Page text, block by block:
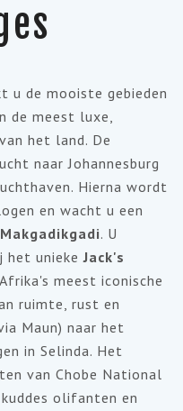
u de mooiste gebieden
de meest luxe,
het land. De
naar Johannesburg
Hierna wordt
en wacht u een
Makgadikgadi. U
het uniekeJack's
Afrika's meest iconische
ruimte, rust en
Maun) naar het
in Selinda. Het
van Chobe National
olifanten en